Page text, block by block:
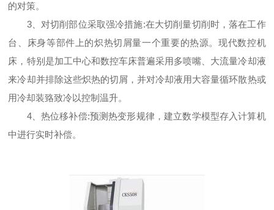
的对策。
3、对切削部位采取强冷措施:在大切削量切削时，落在工作
台、床身等部件上的炽热切屑量一个重要的热源。现代数控机
床，特别是加工中心和数控车床普遍采用多喷嘴、大流量冷却液
来冷却并排除这些炽热的切屑，并对冷却液用大容量循环散热或
用冷却装臵致冷以控制温升。
4、热位移补偿:预测热变形规律，建立数学模型存入计算机
中进行实时补偿。